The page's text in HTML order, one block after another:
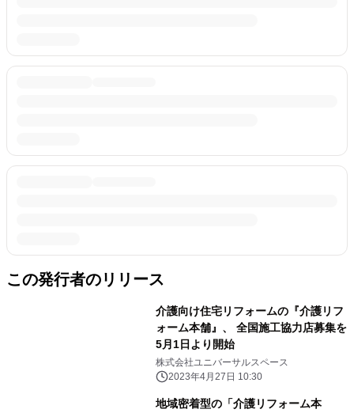
この発行者のリリース
介護向け住宅リフォームの『介護リフ
ォーム本舗』、 全国施工協力店募集を
5月1日より開始
株式会社ユニバーサルスペース
2023年4月27日 10:30
地域密着型の「介護リフォーム本